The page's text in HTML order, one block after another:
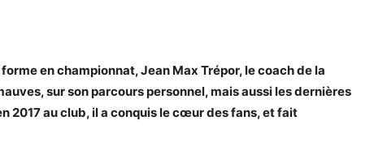
en championnat, Jean Max Trépor, le coach de la
sur son parcours personnel, mais aussi les dernières
2017 au club, il a conquis le cœur des fans, et fait